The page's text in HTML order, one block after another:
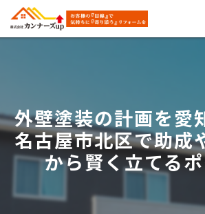
外壁塗装の計画を愛
名古屋市北区で助成
から賢く立てる